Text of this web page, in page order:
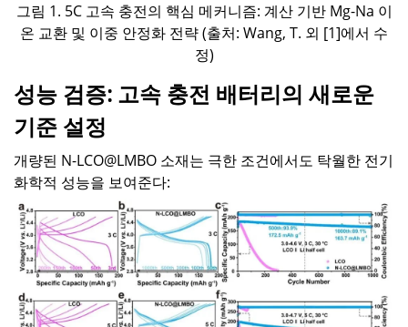
그림 1. 5C 고속 충전의 핵심 메커니즘: 계산 기반 Mg-Na 이
온 교환 및 이중 안정화 전략 (출처: Wang, T. 외 [1]에서 수
정)
성능 검증: 고속 충전 배터리의 새로운
기준 설정
개량된 N-LCO@LMBO 소재는 극한 조건에서도 탁월한 전기
화학적 성능을 보여준다: